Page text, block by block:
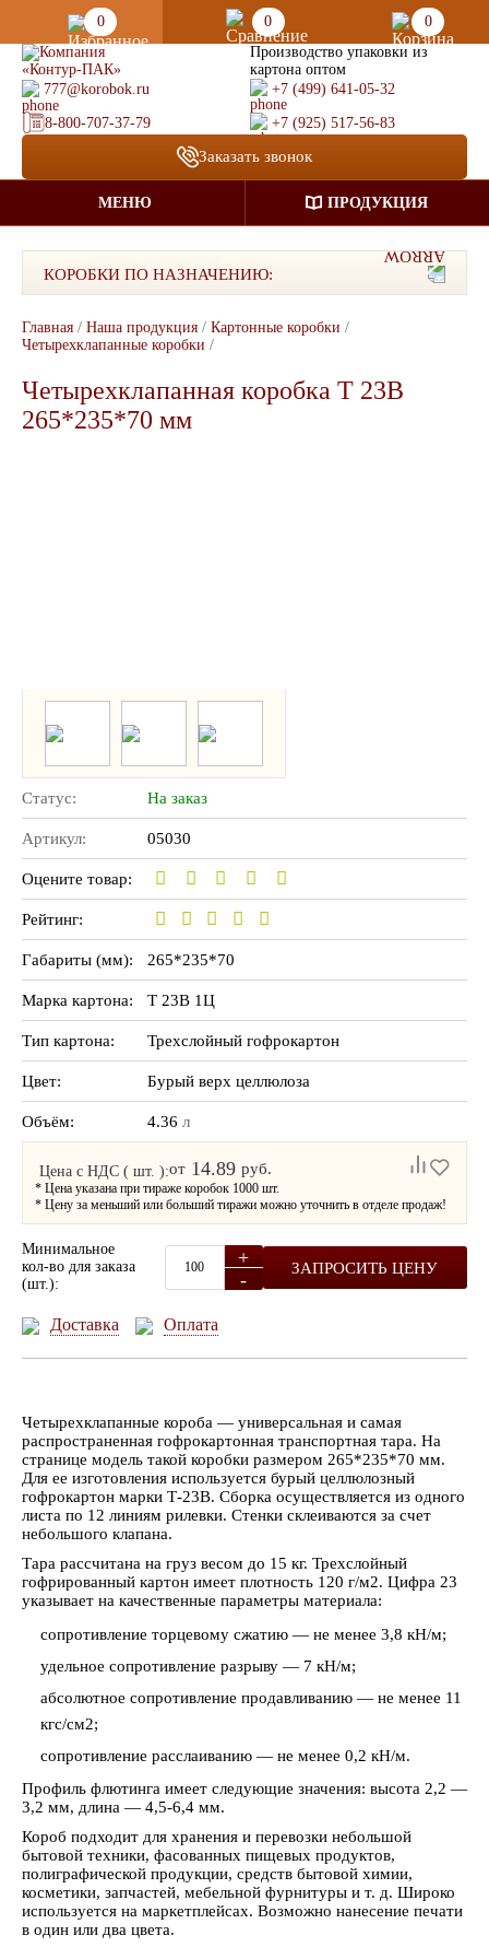
0 0
0
Производство упаковки из
картона оптом
777@korobok.ru
+7 (499) 641-05-32
8-800-707-37-79 +7 (925) 517-56-83
Заказать звонок
МЕНЮ ПРОДУКЦИЯ
КОРОБКИ ПО НАЗНАЧЕНИЮ:
Главная / Наша продукция / Картонные коробки /
Четырехклапанные коробки /
Четырехклапанная коробка Т 23В
265*235*70 мм
Статус: На заказ
Артикул: 05030
Оцените товар:
Рейтинг:
Габариты (мм): 265*235*70
Марка картона: Т 23В 1Ц
Тип картона: Трехслойный гофрокартон
Цвет: Бурый верх целлюлоза
Объём: 4.36 л
Цена с НДС ( шт. ):от 14.89 руб.
* Цена указана при тираже коробок 1000 шт.
* Цену за меньший или больший тиражи можно уточнить в отделе продаж!
Минимальное
кол-во для заказа
(шт.):
+
-
ЗАПРОСИТЬ ЦЕНУ
Доставка Оплата
Четырехклапанные короба — универсальная и самая
распространенная гофрокартонная транспортная тара. На
странице модель такой коробки размером 265*235*70 мм.
Для ее изготовления используется бурый целлюлозный
гофрокартон марки Т-23В. Сборка осуществляется из одного
листа по 12 линиям рилевки. Стенки склеиваются за счет
небольшого клапана.
Тара рассчитана на груз весом до 15 кг. Трехслойный
гофрированный картон имеет плотность 120 г/м2. Цифра 23
указывает на качественные параметры материала:
сопротивление торцевому сжатию — не менее 3,8 кН/м;
удельное сопротивление разрыву — 7 кН/м;
абсолютное сопротивление продавливанию — не менее 11
кгс/см2;
сопротивление расслаиванию — не менее 0,2 кН/м.
Профиль флютинга имеет следующие значения: высота 2,2 —
3,2 мм, длина — 4,5-6,4 мм.
Короб подходит для хранения и перевозки небольшой
бытовой техники, фасованных пищевых продуктов,
полиграфической продукции, средств бытовой химии,
косметики, запчастей, мебельной фурнитуры и т. д. Широко
используется на маркетплейсах. Возможно нанесение печати
в один или два цвета.